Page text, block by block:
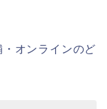
オンラインのど